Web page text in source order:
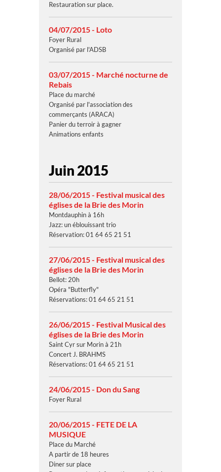
Restauration sur place.
04/07/2015 - Loto
Foyer Rural
Organisé par l'ADSB
03/07/2015 - Marché nocturne de
Rebais
Place du marché
Organisé par l'association des
commerçants (ARACA)
Panier du terroir à gagner
Animations enfants
Juin 2015
28/06/2015 - Festival musical des
églises de la Brie des Morin
Montdauphin à 16h
Jazz: un éblouissant trio
Réservation: 01 64 65 21 51
27/06/2015 - Festival musical des
églises de la Brie des Morin
Bellot: 20h
Opéra "Butterfly"
Réservations: 01 64 65 21 51
26/06/2015 - Festival Musical des
églises de la Brie des Morin
Saint Cyr sur Morin à 21h
Concert J. BRAHMS
Réservations: 01 64 65 21 51
24/06/2015 - Don du Sang
Foyer Rural
20/06/2015 - FETE DE LA
MUSIQUE
Place du Marché
A partir de 18 heures
Diner sur place